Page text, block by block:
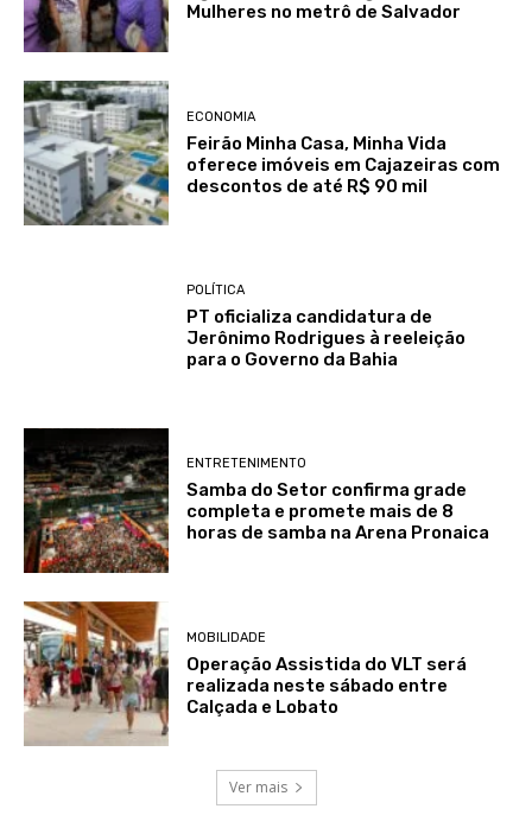
Mulheres no metrô de Salvador
ECONOMIA
Feirão Minha Casa, Minha Vida
oferece imóveis em Cajazeiras com
descontos de até R$ 90 mil
POLÍTICA
PT oficializa candidatura de
Jerônimo Rodrigues à reeleição
para o Governo da Bahia
ENTRETENIMENTO
Samba do Setor confirma grade
completa e promete mais de 8
horas de samba na Arena Pronaica
MOBILIDADE
Operação Assistida do VLT será
realizada neste sábado entre
Calçada e Lobato
Ver mais